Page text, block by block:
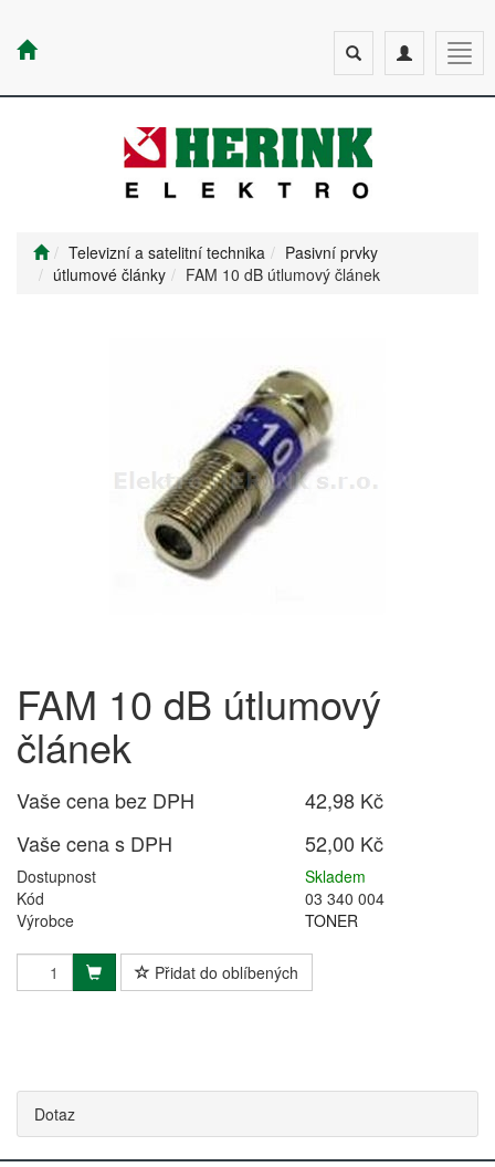
Toggle
navigation
Toggle
search
Televizní a satelitní technika
Pasivní prvky
útlumové články
FAM 10 dB útlumový článek
FAM 10 dB útlumový
článek
Vaše cena bez DPH
42,98 Kč
Vaše cena s DPH
52,00 Kč
Dostupnost
Skladem
Kód
03 340 004
Výrobce
TONER
Přidat do oblíbených
Dotaz